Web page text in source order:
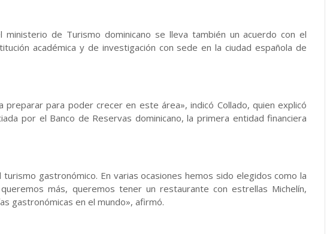
de Turismo dominicano se lleva también un acuerdo con el
académica y de investigación con sede en la ciudad española de
preparar para poder crecer en este área», indicó Collado, quien explicó
por el Banco de Reservas dominicano, la primera entidad financiera
gastronómico. En varias ocasiones hemos sido elegidos como la
más, queremos tener un restaurante con estrellas Michelín,
gastronómicas en el mundo», afirmó.